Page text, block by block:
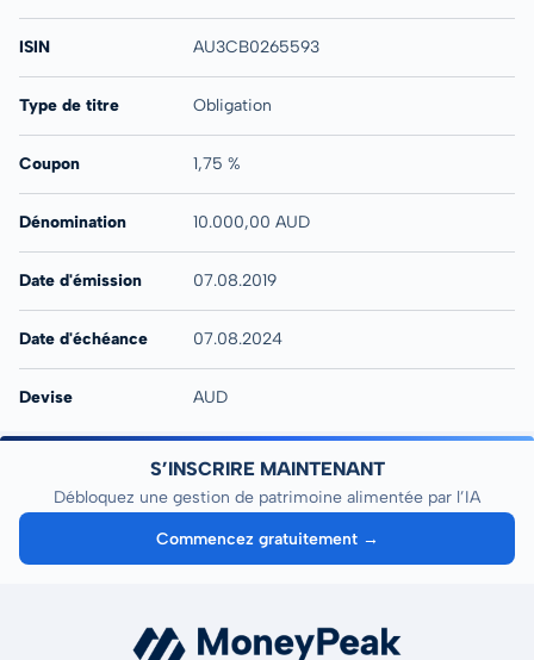
ISIN AU3CB0265593
Type de titre Obligation
Coupon 1,75 %
Dénomination 10.000,00 AUD
Date d'émission 07.08.2019
Date d'échéance 07.08.2024
Devise AUD
S’INSCRIRE MAINTENANT
Débloquez une gestion de patrimoine alimentée par l’IA
Commencez gratuitement →